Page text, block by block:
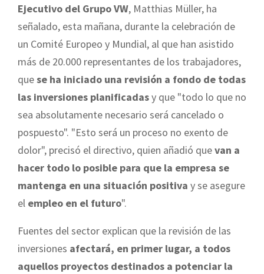
Ejecutivo del Grupo VW, Matthias Müller, ha
señalado, esta mañana, durante la celebración de
un Comité Europeo y Mundial, al que han asistido
más de 20.000 representantes de los trabajadores,
quese ha iniciado una revisión a fondo de todas
las inversiones planificadasy que "todo lo que no
sea absolutamente necesario será cancelado o
pospuesto". "Esto será un proceso no exento de
dolor", precisó el directivo, quien añadió quevan a
hacer todo lo posible para que la empresa se
mantenga en una situación positiva y se asegure
el empleo en el futuro".
Fuentes del sector explican que la revisión de las
inversiones afectará, en primer lugar, a todos
aquellos proyectos destinados a potenciar la